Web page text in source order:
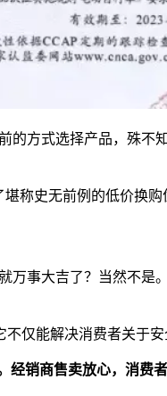
的方式选择产品，殊
称史无前例的低价换
万事大吉了？当然不是
不仅能解决消费者关于
经销商售卖放心，消费者